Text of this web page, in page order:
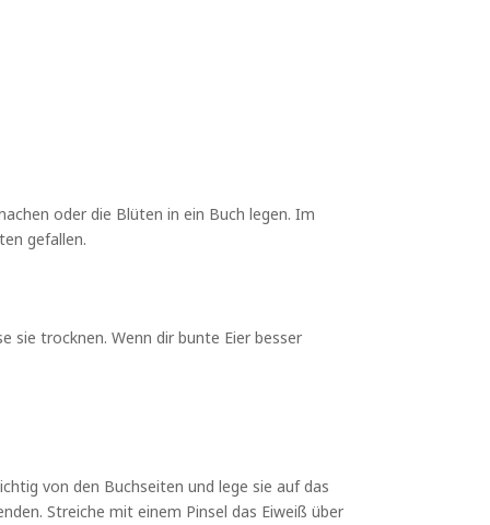
oder die Blüten in ein Buch legen. Im
gefallen.
sie trocknen. Wenn dir bunte Eier besser
von den Buchseiten und lege sie auf das
Streiche mit einem Pinsel das Eiweiß über